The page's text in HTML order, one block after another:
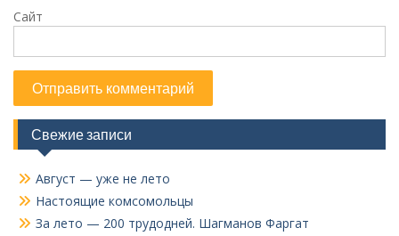
Сайт
Свежие записи
Август — уже не лето
Настоящие комсомольцы
За лето — 200 трудодней. Шагманов Фаргат